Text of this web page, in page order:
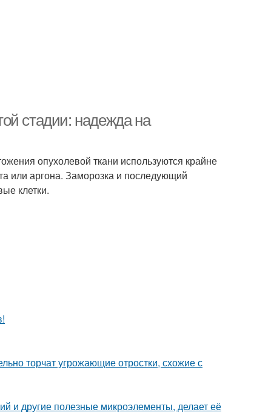
стадии: надежда на
опухолевой ткани используются крайне
или аргона. Заморозка и последующий
клетки.
торчат угрожающие отростки, схожие с
и другие полезные микроэлементы, делает её